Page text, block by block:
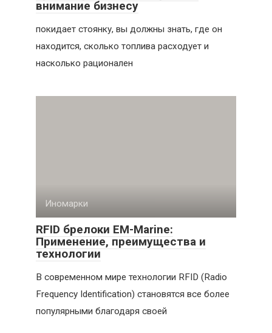
внимание бизнесу
покидает стоянку, вы должны знать, где он
находится, сколько топлива расходует и
насколько рационален
Иномарки
RFID брелоки EM-Marine:
Применение, преимущества и
технологии
В современном мире технологии RFID (Radio
Frequency Identification) становятся все более
популярными благодаря своей